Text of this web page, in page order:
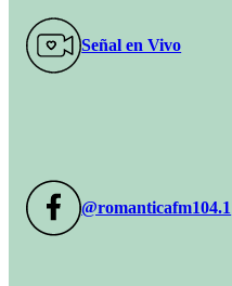
Señal en Vivo
@romanticafm104.1